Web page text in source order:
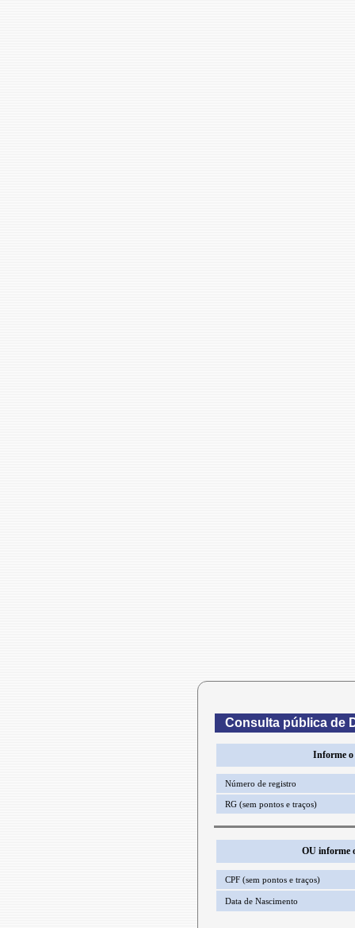
Consulta pública de
Informe o
Número de registro
RG (sem pontos e traços)
OU informe
CPF (sem pontos e traços)
Data de Nascimento